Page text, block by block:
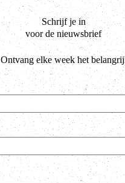
Schrijf je in
voor de nieuwsbrief
Ontvang elke week het